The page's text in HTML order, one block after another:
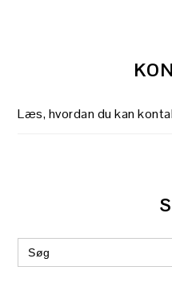
Læs, hvordan du kan
Search
for: